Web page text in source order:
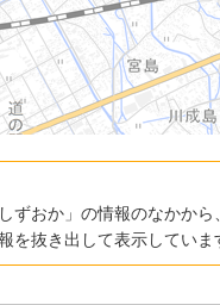
ずおか」の情報のなかか
を抜き出して表示していま